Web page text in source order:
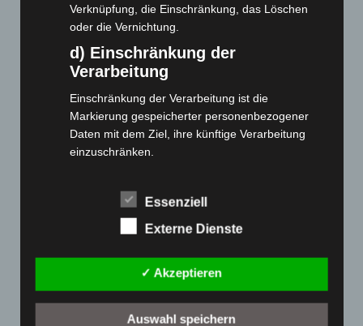
Cashback-Aktion
Händler werden
Home
Gemeinsam spenden
Jobs
Kontakt
Reklamation einreichen
Produktpalette
Elektro-Fahrräder
Elektro-Kabinenroller
Elektro-Klappräder
Verknüpfung, die Einschränkung, das Löschen
oder die Vernichtung.
d) Einschränkung der
Verarbeitung
Einschränkung der Verarbeitung ist die
Markierung gespeicherter personenbezogener
Daten mit dem Ziel, ihre künftige Verarbeitung
einzuschränken.
Profiling ist jede Art der automatisierten
Verarbeitung personenbezogener Daten, die darin
verwendet werden, um bestimmte persönliche
Aspekte, die sich auf eine natürliche Person
beziehen, zu bewerten, insbesondere, um
Aspekte bezüglich Arbeitsleistung, wirtschaftlicher
Essenziell
Externe Dienste
✓ Akzeptieren
Auswahl speichern